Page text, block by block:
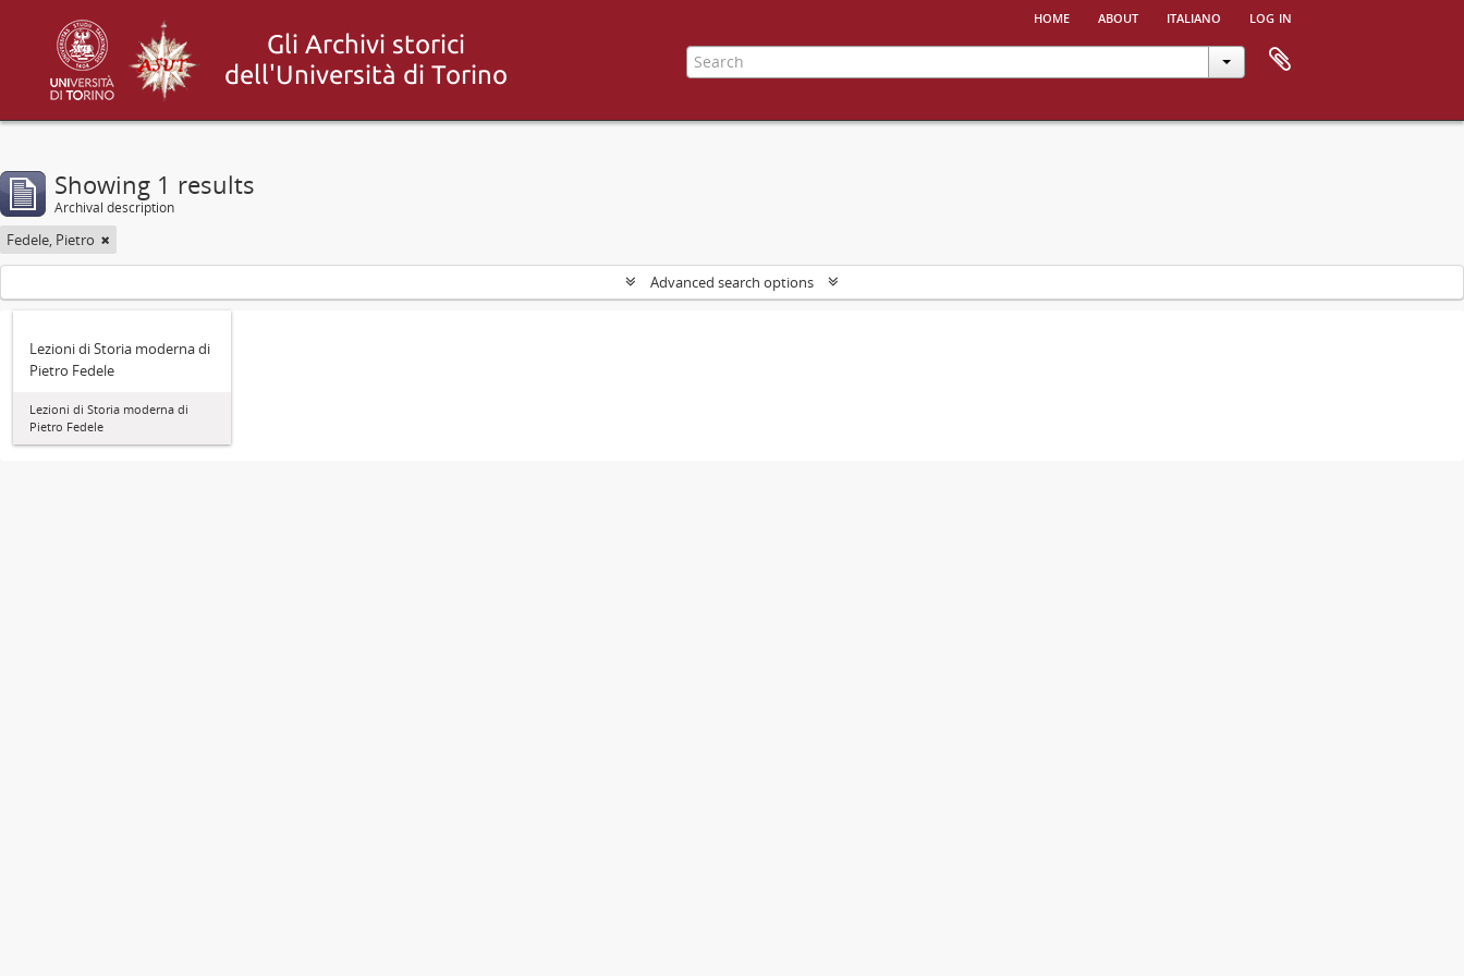
home about italiano log in
Showing 1 results
Archival description
Fedele, Pietro
Advanced search options
Lezioni di Storia moderna di
Pietro Fedele
Lezioni di Storia moderna di
Pietro Fedele